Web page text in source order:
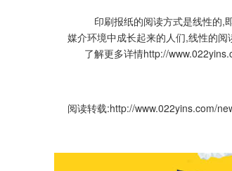
印刷报纸的阅读方式是线性的,
媒介环境中成长起来的人们,线性的
了解更多详情http://
阅读转载:http://www.022yins.com/